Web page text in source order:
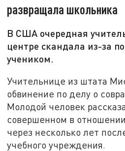
развращала школьника
В США очередная
центре скандала из-за
учеником.
Учительнице из штата
обвинение по делу о
Молодой человек
совершенном в
через несколько лет
учебного учреждения.